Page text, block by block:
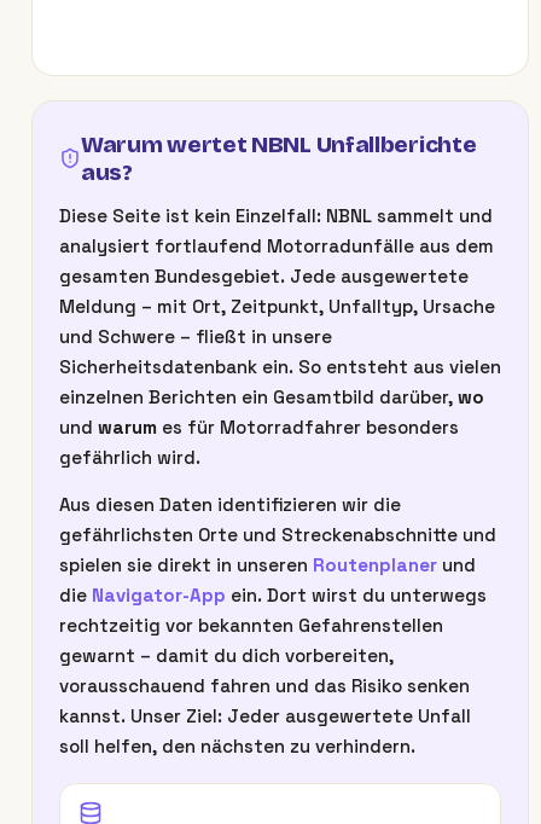
Warum wertet NBNL Unfallberichte
aus?
Diese Seite ist kein Einzelfall: NBNL sammelt und
analysiert fortlaufend Motorradunfälle aus dem
gesamten Bundesgebiet. Jede ausgewertete
Meldung – mit Ort, Zeitpunkt, Unfalltyp, Ursache
und Schwere – fließt in unsere
Sicherheitsdatenbank ein. So entsteht aus vielen
einzelnen Berichten ein Gesamtbild darüber, wo
und warum es für Motorradfahrer besonders
gefährlich wird.
Aus diesen Daten identifizieren wir die
gefährlichsten Orte und Streckenabschnitte und
spielen sie direkt in unseren Routenplaner und
die Navigator-App ein. Dort wirst du unterwegs
rechtzeitig vor bekannten Gefahrenstellen
gewarnt – damit du dich vorbereiten,
vorausschauend fahren und das Risiko senken
kannst. Unser Ziel: Jeder ausgewertete Unfall
soll helfen, den nächsten zu verhindern.